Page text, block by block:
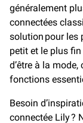
généralement
connectées
solution pour les
petit et le plus
d’être à la
fonctions
Besoin
connectée Lily ?